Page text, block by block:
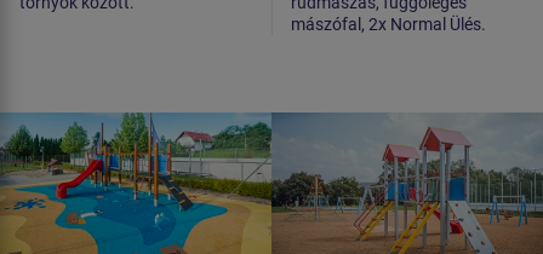
mászófal, 2x Normal Ülés.